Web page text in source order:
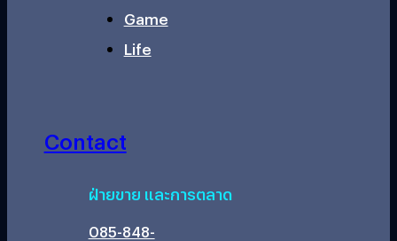
Game
Life
Contact
ฝ่ายขาย และการตลาด
085-848-